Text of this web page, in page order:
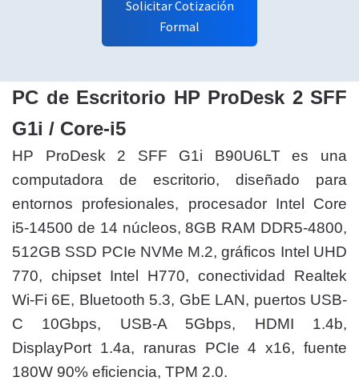
Solicitar Cotización
Formal
PC de Escritorio HP ProDesk 2 SFF
G1i / Core-i5
HP ProDesk 2 SFF G1i B90U6LT es una
computadora de escritorio, diseñado para
entornos profesionales, procesador Intel Core
i5-14500 de 14 núcleos, 8GB RAM DDR5-4800,
512GB SSD PCIe NVMe M.2, gráficos Intel UHD
770, chipset Intel H770, conectividad Realtek
Wi-Fi 6E, Bluetooth 5.3, GbE LAN, puertos USB-
C 10Gbps, USB-A 5Gbps, HDMI 1.4b,
DisplayPort 1.4a, ranuras PCIe 4 x16, fuente
180W 90% eficiencia, TPM 2.0.